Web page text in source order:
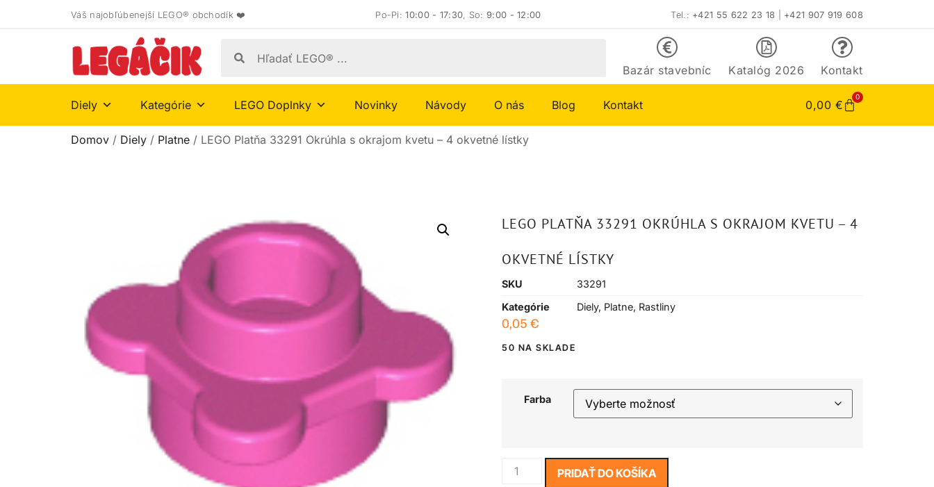
Váš najobľúbenejší LEGO® obchodík ❤️ Po-Pi:10:00 - 17:30, So:9:00 - 12:00 Tel.: +421 55 622 23 18 +421 907 919 608
Bazár stavebníc Katalóg 2026 Kontakt
Diely Kategórie LEGO Doplnky Novinky Návody O nás Blog Kontakt 0,00 €
0
Domov / Diely / Platne / LEGO Platňa 33291 Okrúhla s okrajom kvetu – 4 okvetné lístky
LEGO PLATŇA 33291 OKRÚHLA S OKRAJOM KVETU – 4
OKVETNÉ LÍSTKY
SKU
33291
Kategórie
Diely, Platne, Rastliny
0,05 €
50 NA SKLADE
Farba
PRIDAŤ DO KOŠÍKA